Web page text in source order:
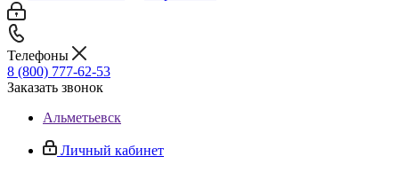
Телефоны
8 (800) 777-62-53
Заказать звонок
Альметьевск
Личный кабинет